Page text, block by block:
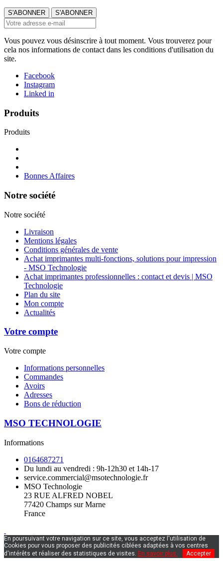
Vous pouvez vous désinscrire à tout moment. Vous trouverez pour
cela nos informations de contact dans les conditions d'utilisation du
site.
Facebook
Instagram
Linked in
Produits
Produits
Bonnes Affaires
Notre société
Notre société
Livraison
Mentions légales
Conditions générales de vente
Achat imprimantes multi-fonctions, solutions pour impression
- MSO Technologie
Achat imprimantes professionnelles : contact et devis | MSO
Technologie
Plan du site
Mon compte
Actualités
Votre compte
Votre compte
Informations personnelles
Commandes
Avoirs
Adresses
Bons de réduction
MSO TECHNOLOGIE
Informations
0164687271
Du lundi au vendredi : 9h-12h30 et 14h-17
service.commercial@msotechnologie.fr
MSO Technologie
23 RUE ALFRED NOBEL
77420 Champs sur Marne
France
En poursuivant votre navigation sur ce site, vous acceptez l'utilisation de
Cookies pour vous proposer des publicités ciblées adaptées à vos centres
d'intérêts et réaliser des statistiques de visites. En savoir plus. Accepter